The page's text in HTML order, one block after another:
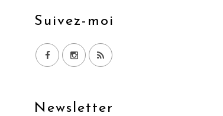
Newsletter
Suivez-moi